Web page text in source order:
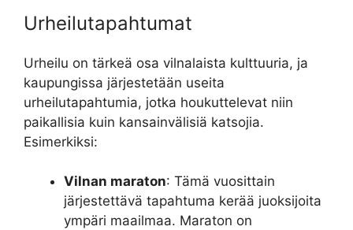
Urheilutapahtumat
Urheilu on tärkeä osa vilnalaista kulttuuria, ja
kaupungissa järjestetään useita
urheilutapahtumia, jotka houkuttelevat niin
paikallisia kuin kansainvälisiä katsojia.
Esimerkiksi:
Vilnan maraton: Tämä vuosittain
järjestettävä tapahtuma kerää juoksijoita
ympäri maailmaa. Maraton on